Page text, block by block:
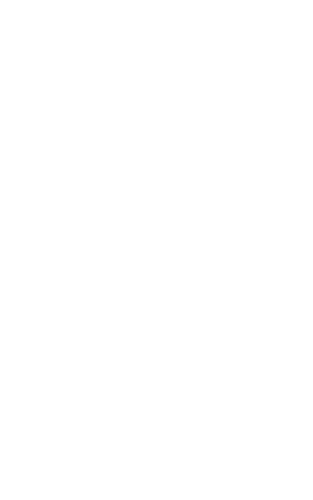
「水頭症」の概要を知っていただくことができます。